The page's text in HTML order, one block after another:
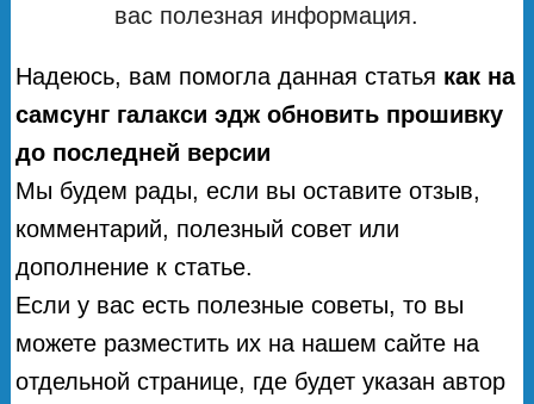
вас полезная информация.
Надеюсь, вам помогла данная статья как на
самсунг галакси эдж обновить прошивку
до последней версии
Мы будем рады, если вы оставите отзыв,
комментарий, полезный совет или
дополнение к статье.
Если у вас есть полезные советы, то вы
можете разместить их на нашем сайте на
отдельной странице, где будет указан автор